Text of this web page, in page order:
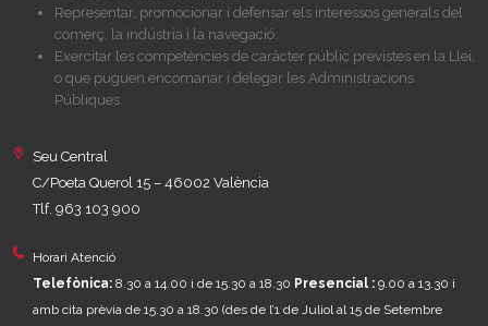
Representar, promocionar i defensar els interessos generals del
comerç, la indústria i la navegació.
Exercitar les competències de caràcter públic previstes en la Llei,
o que puguen encomanar i delegar les Administracions
Públiques.
Seu Central
C/Poeta Querol 15 – 46002 València
Tlf. 963 103 900
Horari Atenció
Telefònica: 8.30 a 14.00 i de 15.30 a 18.30 Presencial : 9.00 a 13.30 i
amb cita prèvia de 15.30 a 18.30 (des de l’1 de Juliol al 15 de Setembre